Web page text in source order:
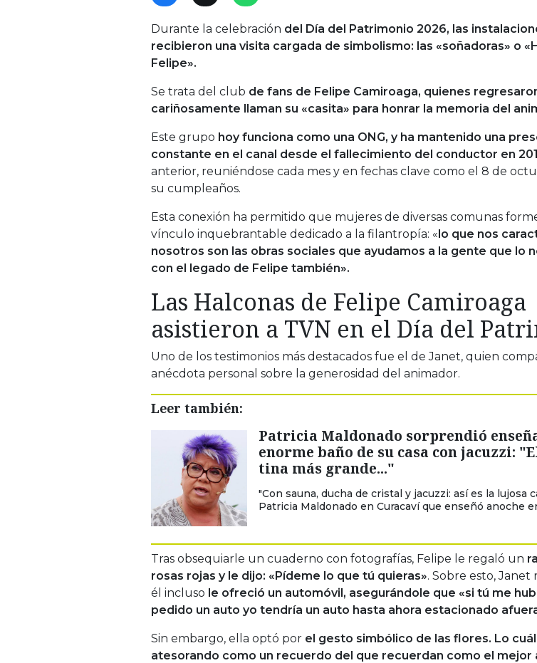
Durante la celebración del Día del Patrimonio 2026, las
recibieron una visita cargada de simbolismo: las «soñadoras» o
Felipe».
Se trata del club de fans de Felipe Camiroaga, quienes
cariñosamente llaman su «casita» para honrar la memoria del
Este grupo hoy funciona como una ONG, y ha mantenido una
constante en el canal desde el fallecimiento del conductor en
anterior, reuniéndose cada mes y en fechas clave como el 8 de
su cumpleaños.
Esta conexión ha permitido que mujeres de diversas comunas
vínculo inquebrantable dedicado a la filantropía: «lo que nos
nosotros son las obras sociales que ayudamos a la gente que lo
con el legado de Felipe también».
Las Halconas de Felipe Camiroaga
asistieron a TVN en el Día del
Uno de los testimonios más destacados fue el de Janet, quien
anécdota personal sobre la generosidad del animador.
Leer también:
Patricia Maldonado sorprendió
enorme baño de su casa con jacuzzi:
tina más grande..."
"Con sauna, ducha de cristal y jacuzzi: así es la lujosa
Patricia Maldonado en Curacaví que enseñó anoche
Tras obsequiarle un cuaderno con fotografías, Felipe le regaló un
rosas rojas y le dijo: «Pídeme lo que tú quieras». Sobre esto, Janet
él incluso le ofreció un automóvil, asegurándole que «si tú me
pedido un auto yo tendría un auto hasta ahora estacionado
Sin embargo, ella optó por el gesto simbólico de las flores. Lo
atesorando como un recuerdo del que recuerdan como el mejor